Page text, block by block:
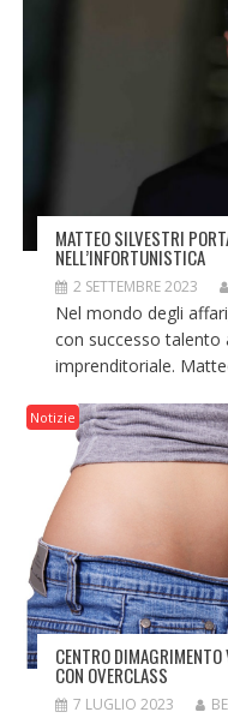
MATTEO SILVESTRI
NELL’INFORTUNISTICA
2 SETTEMBRE 2023
Nel mondo degli
con successo talento
imprenditoriale.
Notizie
CENTRO
CON OVERCLASS
7 LUGLIO 2023